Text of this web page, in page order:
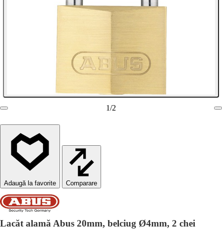
1/2
Comparare
Lacăt alamă Abus 20mm, belciug Ø4mm, 2 chei